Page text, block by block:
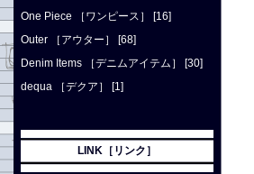
One Piece ［ワンピース］ [16]
Outer ［アウター］ [68]
Denim Items ［デニムアイテム］ [30]
dequa ［デクア］ [1]
LINK［リンク］